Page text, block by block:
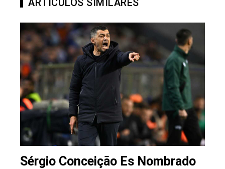
ARTICULOS SIMILARES
Sérgio Conceição Es Nombrado